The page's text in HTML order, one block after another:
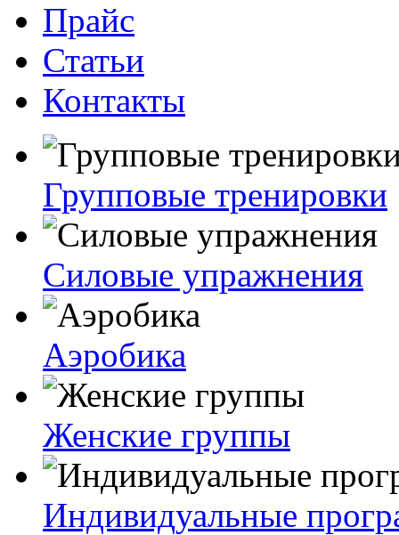
Прайс
Статьи
Контакты
Групповые тренировки
Силовые упражнения
Аэробика
Женские группы
Индивидуальные